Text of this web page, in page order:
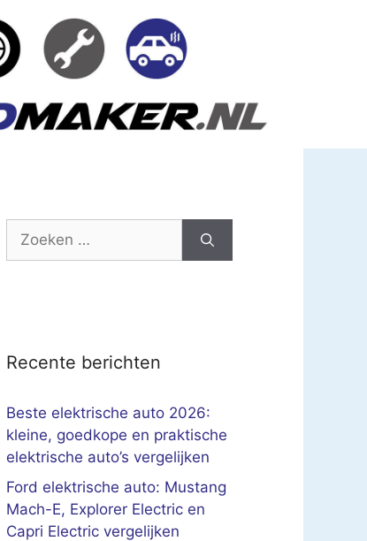
Zoek
Recente berichten
Beste elektrische auto 2026:
kleine, goedkope en praktische
elektrische auto’s vergelijken
Ford elektrische auto: Mustang
Mach-E, Explorer Electric en
Capri Electric vergelijken